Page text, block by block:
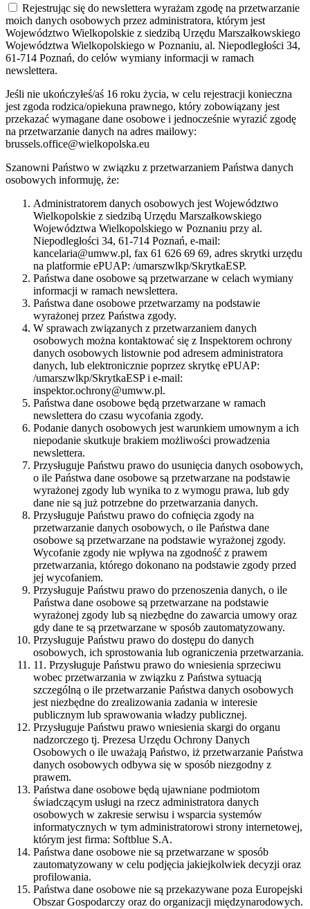
Rejestrując się do newslettera wyrażam zgodę na przetwarzanie
moich danych osobowych przez administratora, którym jest
Województwo Wielkopolskie z siedzibą Urzędu Marszałkowskiego
Województwa Wielkopolskiego w Poznaniu, al. Niepodległości 34,
61-714 Poznań, do celów wymiany informacji w ramach
newslettera.
Jeśli nie ukończyłeś/aś 16 roku życia, w celu rejestracji konieczna
jest zgoda rodzica/opiekuna prawnego, który zobowiązany jest
przekazać wymagane dane osobowe i jednocześnie wyrazić zgodę
na przetwarzanie danych na adres mailowy:
brussels.office@wielkopolska.eu
Szanowni Państwo w związku z przetwarzaniem Państwa danych
osobowych informuję, że:
Administratorem danych osobowych jest Województwo
Wielkopolskie z siedzibą Urzędu Marszałkowskiego
Województwa Wielkopolskiego w Poznaniu przy al.
Niepodległości 34, 61-714 Poznań, e-mail:
kancelaria@umww.pl, fax 61 626 69 69, adres skrytki urzędu
na platformie ePUAP: /umarszwlkp/SkrytkaESP.
Państwa dane osobowe są przetwarzane w celach wymiany
informacji w ramach newslettera.
Państwa dane osobowe przetwarzamy na podstawie
wyrażonej przez Państwa zgody.
W sprawach związanych z przetwarzaniem danych
osobowych można kontaktować się z Inspektorem ochrony
danych osobowych listownie pod adresem administratora
danych, lub elektronicznie poprzez skrytkę ePUAP:
/umarszwlkp/SkrytkaESP i e-mail:
inspektor.ochrony@umww.pl.
Państwa dane osobowe będą przetwarzane w ramach
newslettera do czasu wycofania zgody.
Podanie danych osobowych jest warunkiem umownym a ich
niepodanie skutkuje brakiem możliwości prowadzenia
newslettera.
Przysługuje Państwu prawo do usunięcia danych osobowych,
o ile Państwa dane osobowe są przetwarzane na podstawie
wyrażonej zgody lub wynika to z wymogu prawa, lub gdy
dane nie są już potrzebne do przetwarzania danych.
Przysługuje Państwu prawo do cofnięcia zgody na
przetwarzanie danych osobowych, o ile Państwa dane
osobowe są przetwarzane na podstawie wyrażonej zgody.
Wycofanie zgody nie wpływa na zgodność z prawem
przetwarzania, którego dokonano na podstawie zgody przed
jej wycofaniem.
Przysługuje Państwu prawo do przenoszenia danych, o ile
Państwa dane osobowe są przetwarzane na podstawie
wyrażonej zgody lub są niezbędne do zawarcia umowy oraz
gdy dane te są przetwarzane w sposób zautomatyzowany.
Przysługuje Państwu prawo do dostępu do danych
osobowych, ich sprostowania lub ograniczenia przetwarzania.
11. Przysługuje Państwu prawo do wniesienia sprzeciwu
wobec przetwarzania w związku z Państwa sytuacją
szczególną o ile przetwarzanie Państwa danych osobowych
jest niezbędne do zrealizowania zadania w interesie
publicznym lub sprawowania władzy publicznej.
Przysługuje Państwu prawo wniesienia skargi do organu
nadzorczego tj. Prezesa Urzędu Ochrony Danych
Osobowych o ile uważają Państwo, iż przetwarzanie Państwa
danych osobowych odbywa się w sposób niezgodny z
prawem.
Państwa dane osobowe będą ujawniane podmiotom
świadczącym usługi na rzecz administratora danych
osobowych w zakresie serwisu i wsparcia systemów
informatycznych w tym administratorowi strony internetowej,
którym jest firma: Softblue S.A.
Państwa dane osobowe nie są przetwarzane w sposób
zautomatyzowany w celu podjęcia jakiejkolwiek decyzji oraz
profilowania.
Państwa dane osobowe nie są przekazywane poza Europejski
Obszar Gospodarczy oraz do organizacji międzynarodowych.